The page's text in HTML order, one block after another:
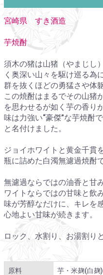
宮崎県 すき酒造
芋焼酎
須木の猪は山猪（やまじし
く奥深い山々を駆け巡る為に
群を抜くほどの勇猛さや体
この焼酎はまるでその山猪
を思わせるが如く芋の香り
味は力強い“豪傑”な芋焼酎
と名付けました。
ジョイホワイトと黄金千貫
瓶に詰めた白濁無濾過焼酎で
無濾過ならではの油香と甘
ワイトならではの甘味と飲
味が芳醇なだけに、キレを
心地よい甘味が続きます。
ロック、水割り、お湯割り
原料 芋・米麹(白麹)